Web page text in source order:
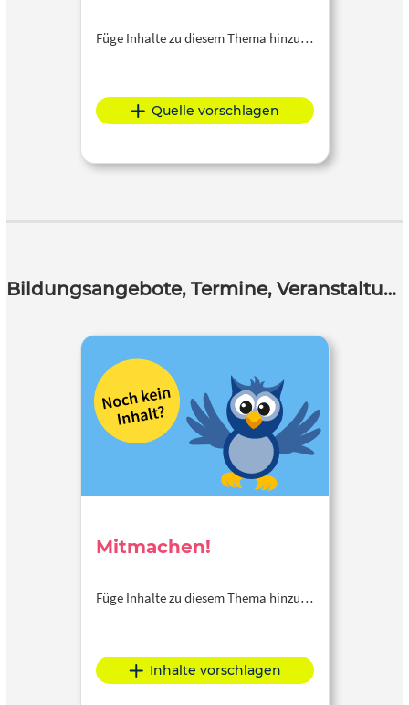
Füge Inhalte zu diesem Thema hinzu…
Quelle vorschlagen
Bildungsangebote, Termine, Veranstaltungen
Mitmachen!
Füge Inhalte zu diesem Thema hinzu…
Inhalte vorschlagen